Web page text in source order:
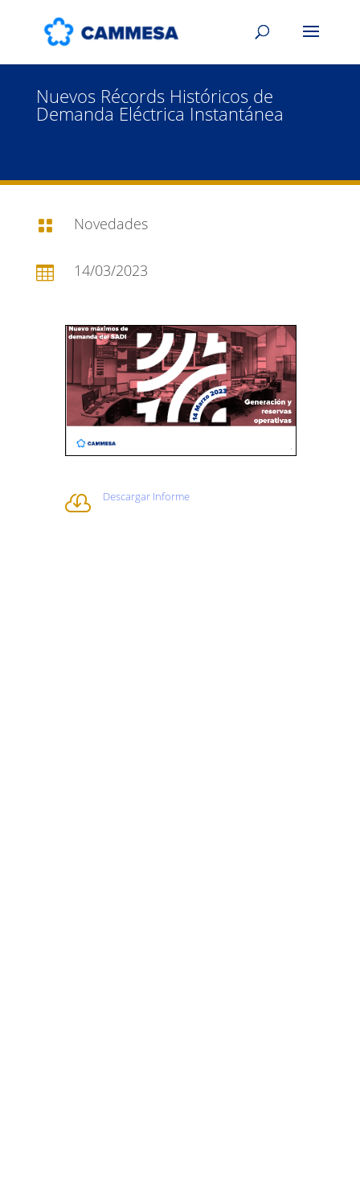
Nuevos Récords Históricos de
Demanda Eléctrica Instantánea
 Novedades
 14/03/2023
 Descargar Informe